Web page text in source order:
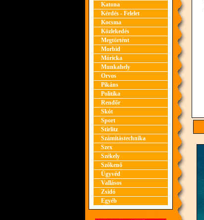
Katona
Kérdés - Felelet
Kocsma
Közlekedés
Megtörtént
Morbid
Móricka
Munkahely
Orvos
Pikáns
Politika
Rendőr
Skót
Sport
Stirlitz
Számítástechnika
Szex
Székely
Szőkenő
Ügyvéd
Vallásos
Zsidó
Egyéb